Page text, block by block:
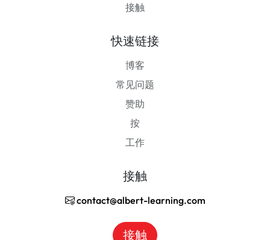
接触
快速链接
博客
常见问题
赞助
按
工作
接触
contact@albert-learning.com
接触